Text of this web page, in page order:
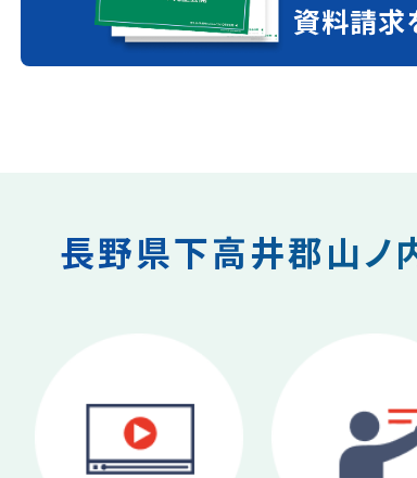
資料請求
長野県下高井郡山ノ